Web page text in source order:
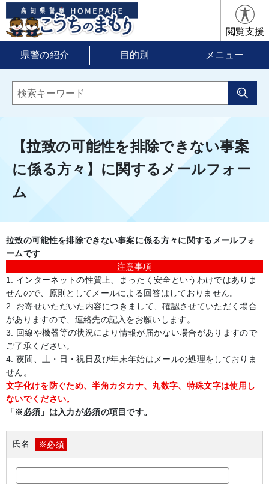
閲覧支援
県警の紹介 目的別 メニュー
【拉致の可能性を排除できない事案
に係る方々】に関するメールフォー
ム
拉致の可能性を排除できない事案に係る方々に関するメールフォ
ームです
注意事項
1. インターネットの性質上、まったく安全というわけではありま
せんので、原則としてメールによる回答はしておりません。
2. お寄せいただいた内容につきまして、確認させていただく場合
がありますので、連絡先の記入をお願いします。
3. 回線や機器等の状況により情報が届かない場合がありますので
ご了承ください。
4. 夜間、土・日・祝日及び年末年始はメールの処理をしておりま
せん。
文字化けを防ぐため、半角カタカナ、丸数字、特殊文字は使用し
ないでください。
「※必須」は入力が必須の項目です。
氏名 ※必須